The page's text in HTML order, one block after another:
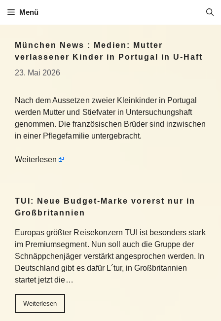
Inhalt
Menü
München News : Medien: Mutter
verlassener Kinder in Portugal in U-Haft
23. Mai 2026
Nach dem Aussetzen zweier Kleinkinder in Portugal
werden Mutter und Stiefvater in Untersuchungshaft
genommen. Die französischen Brüder sind inzwischen
in einer Pflegefamilie untergebracht.
Weiterlesen
TUI: Neue Budget-Marke vorerst nur in
Großbritannien
Europas größter Reisekonzern TUI ist besonders stark
im Premiumsegment. Nun soll auch die Gruppe der
Schnäppchenjäger verstärkt angesprochen werden. In
Deutschland gibt es dafür L´tur, in Großbritannien
startet jetzt die…
Weiterlesen